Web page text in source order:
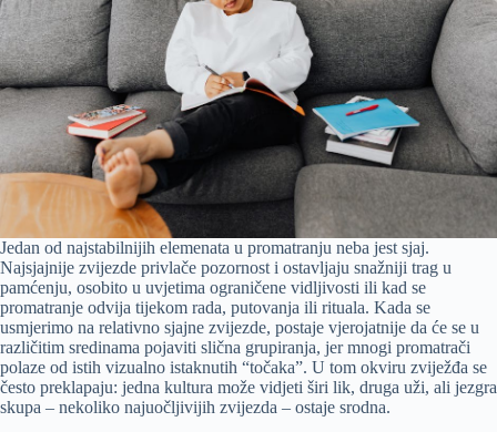
Jedan od najstabilnijih elemenata u promatranju neba jest sjaj.
Najsjajnije zvijezde privlače pozornost i ostavljaju snažniji trag u
pamćenju, osobito u uvjetima ograničene vidljivosti ili kad se
promatranje odvija tijekom rada, putovanja ili rituala. Kada se
usmjerimo na relativno sjajne zvijezde, postaje vjerojatnije da će se u
različitim sredinama pojaviti slična grupiranja, jer mnogi promatrači
polaze od istih vizualno istaknutih “točaka”. U tom okviru zviježđa se
često preklapaju: jedna kultura može vidjeti širi lik, druga uži, ali jezgra
skupa – nekoliko najuočljivijih zvijezda – ostaje srodna.